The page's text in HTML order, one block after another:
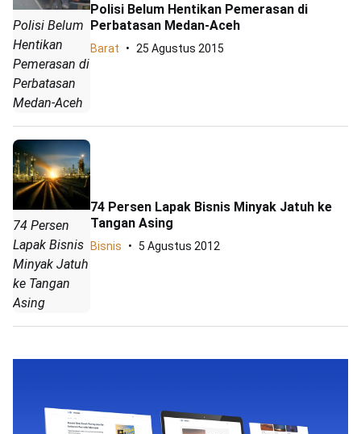
Polisi Belum
Hentikan
Pemerasan di
Perbatasan
Medan-Aceh
Polisi Belum Hentikan Pemerasan di
Perbatasan Medan-Aceh
Barat 25 Agustus 2015
74 Persen
Lapak Bisnis
Minyak Jatuh
ke Tangan
Asing
74 Persen Lapak Bisnis Minyak Jatuh ke
Tangan Asing
Bisnis 5 Agustus 2012